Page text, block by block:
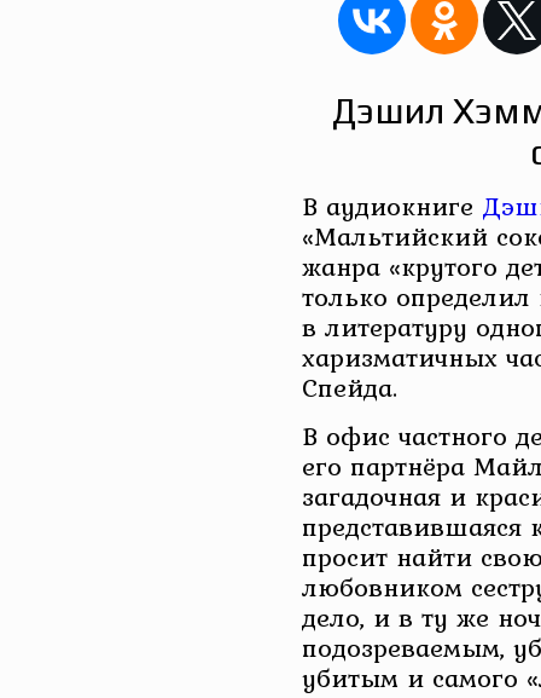
Дэшил
В аудиокниге
«Мальтийский
жанра «крутого
только
в литературу
харизматичных
Спейда.
В офис частного
его партнёра
загадочная и
представившаяся
просит найти
любовником
дело, и в ту же
подозреваемым,
убитым и самого